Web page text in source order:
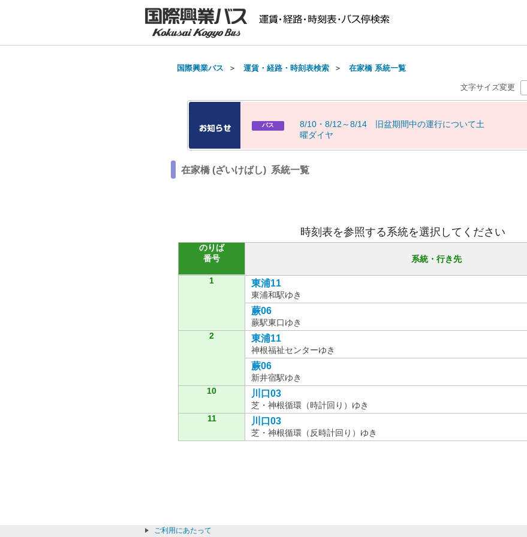
国際興業バス ＞ 運賃・経路・時刻表検索 ＞ 在家橋 系統一覧
文字サイズ変更
バス 8/10 ・ 8/1 2 ～8/14 旧盆期間中の運行について土
曜ダイヤ
在家橋 (ざいけばし) 系統一覧
時刻表を参照する系統を選択してください
のりば
番号
系統・行き先
1 東浦11
東浦和駅ゆき
蕨06
蕨駅東口ゆき
2
東浦11
神根福祉センターゆき
蕨06
新井宿駅ゆき
10
川口03
芝・神根循環（時計回り）ゆき
11
川口03
芝・神根循環（反時計回り）ゆき
ご利用にあたって